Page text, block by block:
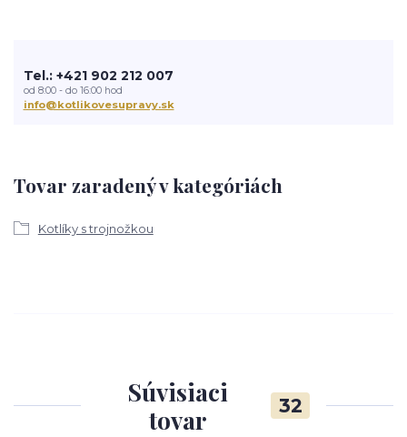
Tovar zaradený v kategóriách
Kotlíky s trojnožkou
Tel.: +421 902 212 007
od 8:00 - do 16:00 hod
info@kotlikovesupravy.sk
Súvisiaci
tovar
32